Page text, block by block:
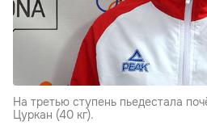
На третью ступень пьедестала
Цуркан (40 кг).